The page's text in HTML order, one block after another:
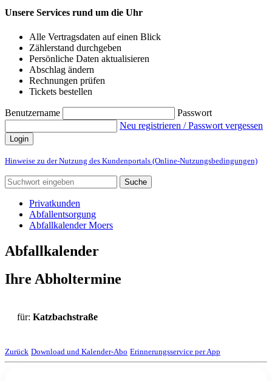
Unsere Services rund um die Uhr
Alle Vertragsdaten auf einen Blick
Zählerstand durchgeben
Persönliche Daten aktualisieren
Abschlag ändern
Rechnungen prüfen
Tickets bestellen
Benutzername
Passwort
Neu registrieren / Passwort vergessen
Login
Hinweise zu der Nutzung des Kundenportals (Online-Nutzungsbedingungen)
Suche
Privatkunden
Abfallentsorgung
Abfallkalender Moers
Abfallkalender
Ihre Abholtermine
für: Katzbachstraße
Zurück Download und Kalender-Abo Erinnerungsservice per App